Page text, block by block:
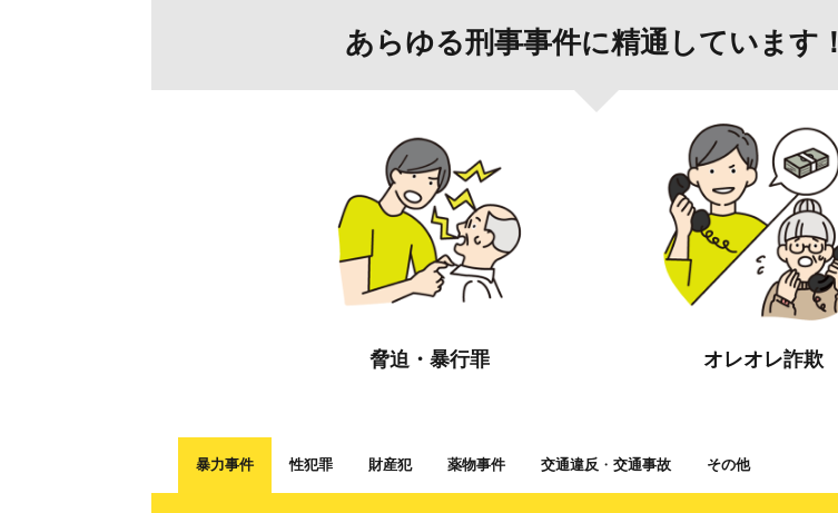
あらゆる刑事事件に精通しています！
脅迫・暴行罪 オレオレ詐欺
暴力事件 性犯罪 財産犯 薬物事件 交通違反 ・ 交通事故 その他